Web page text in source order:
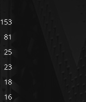
153
81
25
23
18
16